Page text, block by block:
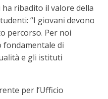
ribadito il valore della
“I giovani devono
percorso. Per noi
di
e gli istituti
per l’Ufficio